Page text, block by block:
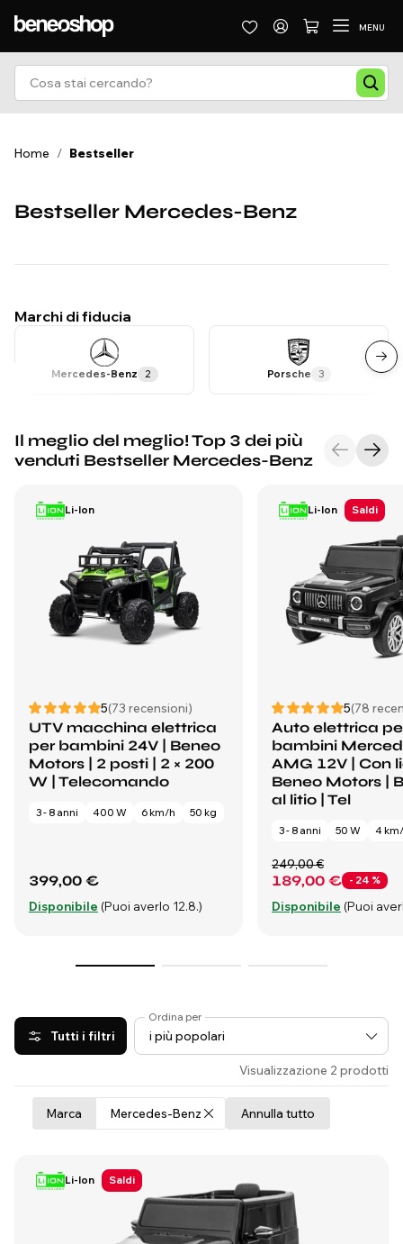
MENU
Home / Bestseller
Bestseller Mercedes-Benz
Marchi di fiducia
Mercedes-Benz 2 Porsche 3
Il meglio del meglio! Top 3 dei più
venduti Bestseller Mercedes-Benz
Li-Ion
5(73 recensioni)
UTV macchina elettrica
per bambini 24V | Beneo
Motors | 2 posti | 2 × 200
W | Telecomando
3 - 8 anni 400 W 6 km/h 50 kg
399,00 €
Disponibile (Puoi averlo 12.8.)
Li-Ion Saldi
5(78
Auto elettrica
bambini
AMG 12V | Con
Beneo Motors |
al litio | Tel
3 - 8 anni 50 W 4
189,00 € - 24 %
249,00 €
Disponibile (Puoi
Tutti i filtri
Ordina per
Visualizzazione 2 prodotti
Annulla tutto
Marca Mercedes-Benz
Li-Ion Saldi